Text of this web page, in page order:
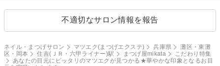
不適切なサロン情報を報告
ネイル・まつげサロン マツエク(まつげエクステ) 兵庫県
灘区・東灘
区・岡本
住吉(ＪＲ・六甲ライナー)駅 まつげ屋mikata
こだわり特集
あなたの目元にピッタリのマツエクが見つかる★華やかな印象となるお目